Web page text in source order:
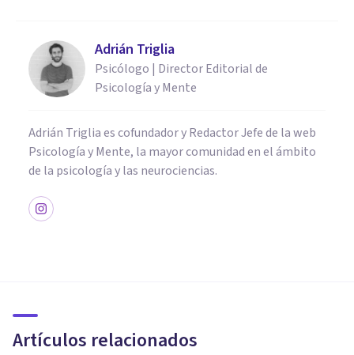
Adrián Triglia
Psicólogo | Director Editorial de
Psicología y Mente
Adrián Triglia es cofundador y Redactor Jefe de la web
Psicología y Mente, la mayor comunidad en el ámbito
de la psicología y las neurociencias.
Artículos relacionados
Ellis